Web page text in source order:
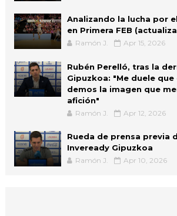
Analizando la lucha por
en Primera FEB
Ramón J. Apr 15, 2026
Rubén Perelló, tras la
Gipuzkoa: "Me duele que
demos la imagen que
afición"
Ramón J. Apr 12, 2026
Rueda de prensa previa
Inveready Gipuzkoa
Ramón J. Apr 10, 2026